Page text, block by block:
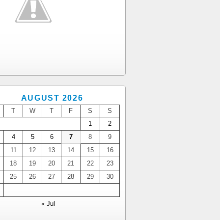
AUGUST 2026
T W T F S
S
1
2
4 5 6 7 8
9
11 12 13 14 15
16
18 19 20 21 22
23
25 26 27 28 29
30
« Jul